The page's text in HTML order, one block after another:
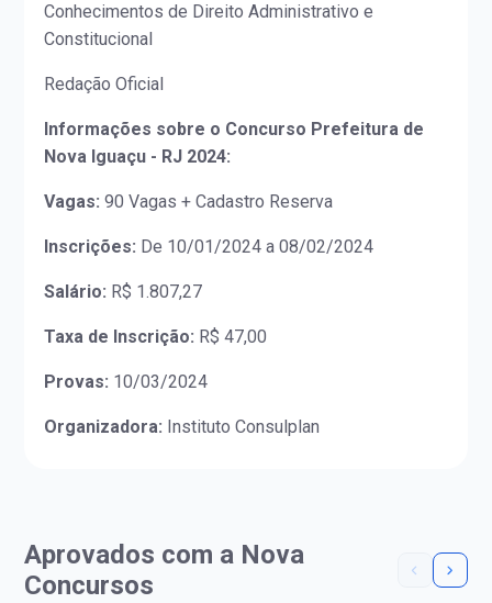
Conhecimentos de Direito Administrativo e
Constitucional
Redação Oficial
Informações sobre o Concurso Prefeitura de
Nova Iguaçu - RJ 2024:
Vagas:90 Vagas + Cadastro Reserva
Inscrições: De 10/01/2024 a 08/02/2024
Salário: R$ 1.807,27
Taxa de Inscrição: R$ 47,00
Provas: 10/03/2024
Organizadora: Instituto Consulplan
Aprovados com a Nova
Concursos